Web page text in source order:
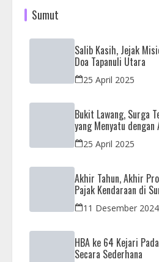
Sumut
Salib Kasih, Jejak
Doa Tapanuli Utara
25 April 2025
Bukit Lawang, Surga
yang Menyatu
25 April 2025
Akhir Tahun, Akhir
Pajak Kendaraan di
Desember
11 Desember 2024
HBA ke 64 Kejari
Secara Sederhana